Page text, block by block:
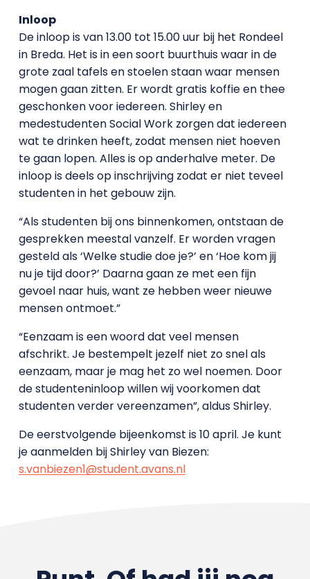
Inloop
De inloop is van 13.00 tot 15.00 uur bij het Rondeel
in Breda. Het is in een soort buurthuis waar in de
grote zaal tafels en stoelen staan waar mensen
mogen gaan zitten. Er wordt gratis koffie en thee
geschonken voor iedereen. Shirley en
medestudenten Social Work zorgen dat iedereen
wat te drinken heeft, zodat mensen niet hoeven
te gaan lopen. Alles is op anderhalve meter. De
inloop is deels op inschrijving zodat er niet teveel
studenten in het gebouw zijn.
“Als studenten bij ons binnenkomen, ontstaan de
gesprekken meestal vanzelf. Er worden vragen
gesteld als ‘Welke studie doe je?’ en ‘Hoe kom jij
nu je tijd door?’ Daarna gaan ze met een fijn
gevoel naar huis, want ze hebben weer nieuwe
mensen ontmoet.”
“Eenzaam is een woord dat veel mensen
afschrikt. Je bestempelt jezelf niet zo snel als
eenzaam, maar je mag het zo wel noemen. Door
de studenteninloop willen wij voorkomen dat
studenten verder vereenzamen”, aldus Shirley.
De eerstvolgende bijeenkomst is 10 april. Je kunt
je aanmelden bij Shirley van Biezen:
s.vanbiezen1@student.avans.nl